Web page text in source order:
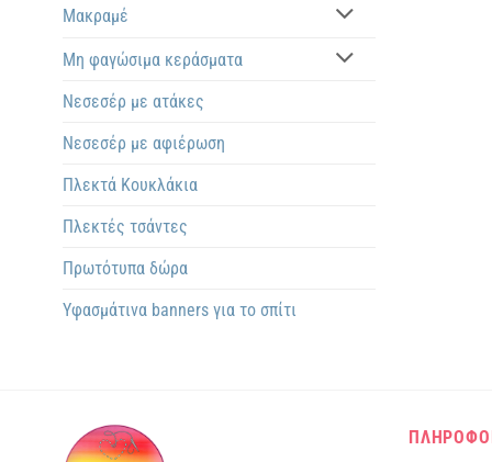
Μακραμέ
Μη φαγώσιμα κεράσματα
Νεσεσέρ με ατάκες
Νεσεσέρ με αφιέρωση
Πλεκτά Kουκλάκια
Πλεκτές τσάντες
Πρωτότυπα δώρα
Υφασμάτινα banners για το σπίτι